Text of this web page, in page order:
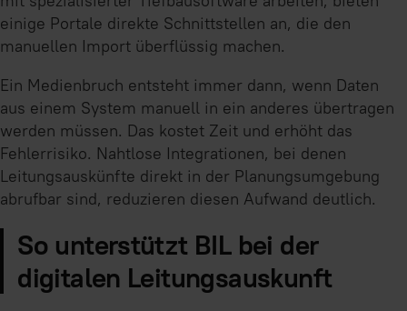
einige Portale direkte Schnittstellen an, die den
manuellen Import überflüssig machen.
Ein Medienbruch entsteht immer dann, wenn Daten
aus einem System manuell in ein anderes übertragen
werden müssen. Das kostet Zeit und erhöht das
Fehlerrisiko. Nahtlose Integrationen, bei denen
Leitungsauskünfte direkt in der Planungsumgebung
abrufbar sind, reduzieren diesen Aufwand deutlich.
So unterstützt BIL bei der
digitalen Leitungsauskunft